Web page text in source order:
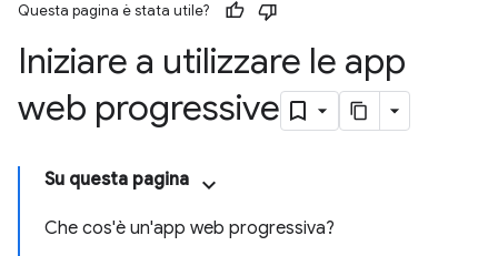
Questa pagina è stata utile?
Iniziare a utilizzare le app
web progressive
Su questa pagina
Che cos'è un'app web progressiva?